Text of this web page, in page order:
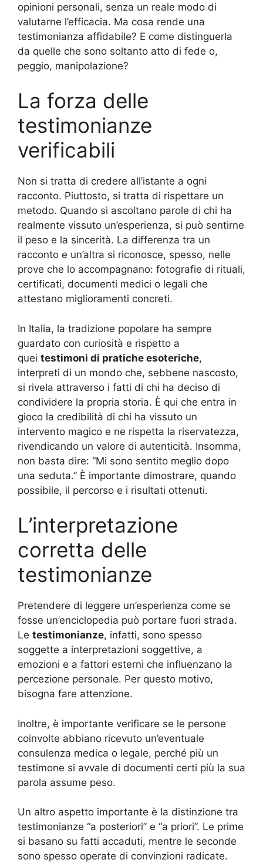
opinioni personali, senza un reale modo di
valutarne l’efficacia. Ma cosa rende una
testimonianza affidabile? E come distinguerla
da quelle che sono soltanto atto di fede o,
peggio, manipolazione?
La forza delle
testimonianze
verificabili
Non si tratta di credere all’istante a ogni
racconto. Piuttosto, si tratta di rispettare un
metodo. Quando si ascoltano parole di chi ha
realmente vissuto un’esperienza, si può sentirne
il peso e la sincerità. La differenza tra un
racconto e un’altra si riconosce, spesso, nelle
prove che lo accompagnano: fotografie di rituali,
certificati, documenti medici o legali che
attestano miglioramenti concreti.
In Italia, la tradizione popolare ha sempre
guardato con curiosità e rispetto a
quei testimoni di pratiche esoteriche,
interpreti di un mondo che, sebbene nascosto,
si rivela attraverso i fatti di chi ha deciso di
condividere la propria storia. È qui che entra in
gioco la credibilità di chi ha vissuto un
intervento magico e ne rispetta la riservatezza,
rivendicando un valore di autenticità. Insomma,
non basta dire: “Mi sono sentito meglio dopo
una seduta.” È importante dimostrare, quando
possibile, il percorso e i risultati ottenuti.
L’interpretazione
corretta delle
testimonianze
Pretendere di leggere un’esperienza come se
fosse un’enciclopedia può portare fuori strada.
Le testimonianze, infatti, sono spesso
soggette a interpretazioni soggettive, a
emozioni e a fattori esterni che influenzano la
percezione personale. Per questo motivo,
bisogna fare attenzione.
Inoltre, è importante verificare se le persone
coinvolte abbiano ricevuto un’eventuale
consulenza medica o legale, perché più un
testimone si avvale di documenti certi più la sua
parola assume peso.
Un altro aspetto importante è la distinzione tra
testimonianze “a posteriori” e “a priori”. Le prime
si basano su fatti accaduti, mentre le seconde
sono spesso operate di convinzioni radicate.